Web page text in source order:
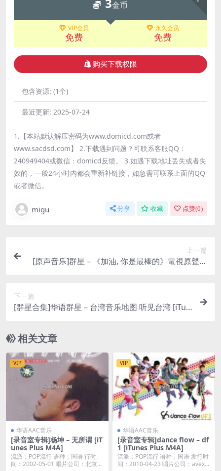
金币
VIP会员
免费
永久会员
免费
购买下载权限
包含资源: (1个)
最近更新: 2025-07-24
1.【本站默认解压密码为www.domicd.com或者
www.sacdsd.com】 2.下载遇到问题？可联系客服QQ：
240949404或微信：domicd反馈。 3.如遇下载地址丢失或者失
效的，一般24小时内都会重新补链接，如急需可联系上面的QQ
或者微信。
migu 分享 收藏 点赞(0)
上一篇
[原声音乐]群星 – 《加油, 你是最棒的》電視原聲帶
下一篇
[群星合集]华语群星 – 台湾音乐地图 听见台湾 [iTun
相关文章
VIP
华语AAC音乐
[录音室专辑]杨坤 – 无所谓 [iT
unes Plus M4A]
流派：POP流行 语种：国语 行时
间：2002-05-01 唱片公司：北京竹
VIP
华语AAC音乐
[录音室专辑]dance flow – df
1 [iTunes Plus M4A]
流派：POP流行 语种：国语 发行时
间：2010-04-23 唱片公司：avex...